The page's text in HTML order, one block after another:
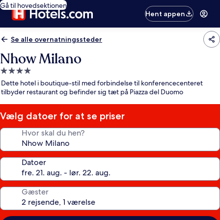
Gå til hovedsektionen
Hent appen
Se alle overnatningssteder
Nhow Milano
4.0-
stjernet
overnatningssted
Dette hotel i boutique-stil med forbindelse til konferencecenteret
tilbyder restaurant og befinder sig tæt på Piazza del Duomo
Vælg datoer for at se priser
Hvor skal du hen?
Datoer
Gæster